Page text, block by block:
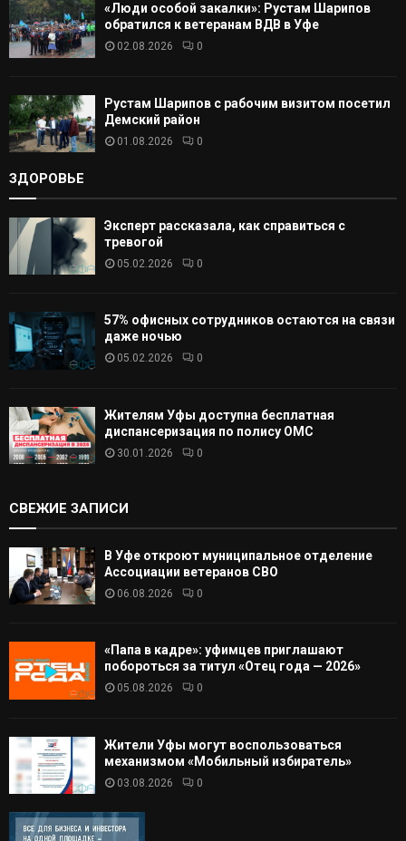
«Люди особой закалки»: Рустам Шарипов
обратился к ветеранам ВДВ в Уфе
02.08.2026 0
Рустам Шарипов с рабочим визитом посетил
Демский район
01.08.2026 0
ЗДОРОВЬЕ
Эксперт рассказала, как справиться с
тревогой
05.02.2026 0
57% офисных сотрудников остаются на связи
даже ночью
05.02.2026 0
Жителям Уфы доступна бесплатная
диспансеризация по полису ОМС
30.01.2026 0
СВЕЖИЕ ЗАПИСИ
В Уфе откроют муниципальное отделение
Ассоциации ветеранов СВО
06.08.2026 0
«Папа в кадре»: уфимцев приглашают
побороться за титул «Отец года — 2026»
05.08.2026 0
Жители Уфы могут воспользоваться
механизмом «Мобильный избиратель»
03.08.2026 0